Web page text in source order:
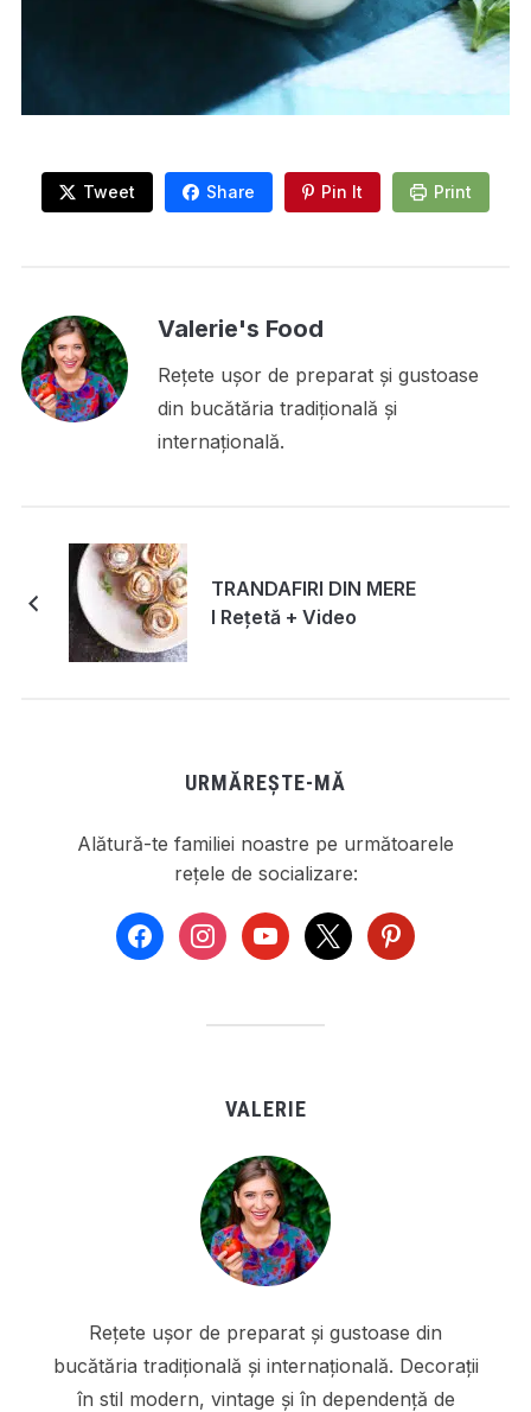
Tweet Share Pin It Print
Valerie's Food
Rețete ușor de preparat și gustoase
din bucătăria tradițională și
internațională.
TRANDAFIRI DIN MERE
I Rețetă + Video
URMĂREȘTE-MĂ
Alătură-te familiei noastre pe următoarele
rețele de socializare:
facebookinstagramyoutube
x pinterest
VALERIE
Rețete ușor de preparat și gustoase din
bucătăria tradițională și internațională. Decorații
în stil modern, vintage și în dependență de